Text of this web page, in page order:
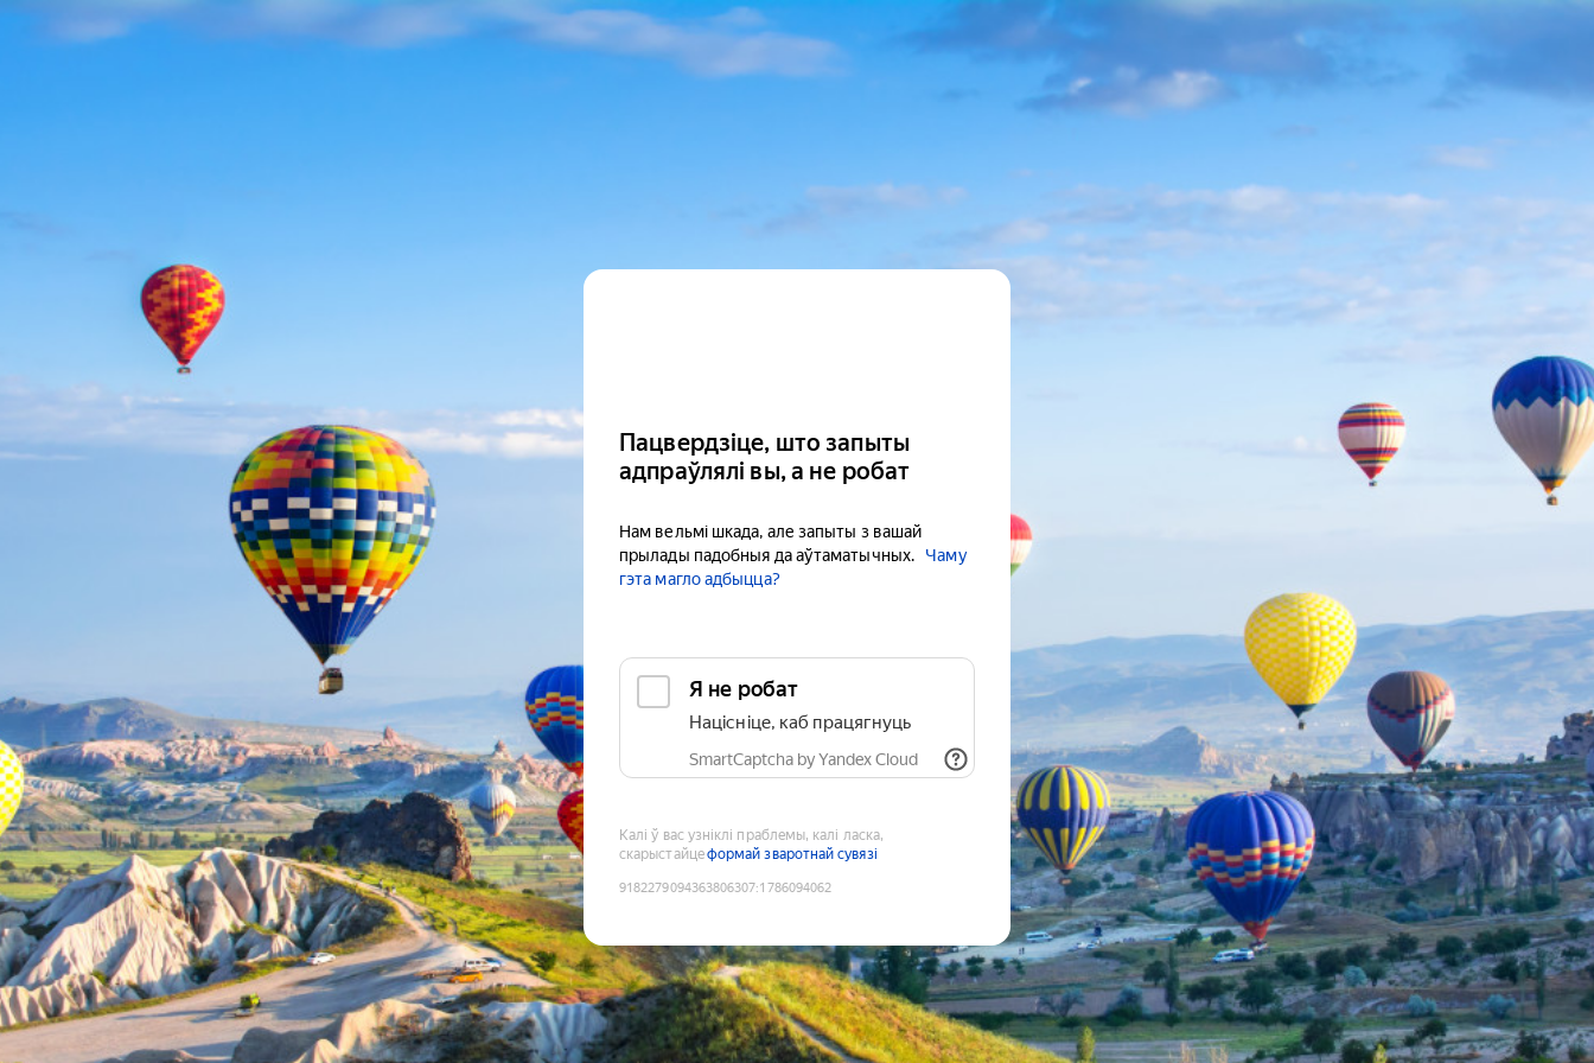
Пацвердзіце, што запыты
адпраўлялі вы, а не робат
Нам вельмі шкада, але запыты з вашай
прылады падобныя да аўтаматычных.
Чаму
гэта магло адбыцца?
Я не робат
Націсніце, каб працягнуць
SmartCaptcha by Yandex Cloud
Калі ў вас узніклі праблемы, калі ласка,
скарыстайцеформай зваротнай сувязі
9182279094363806307:1786094062